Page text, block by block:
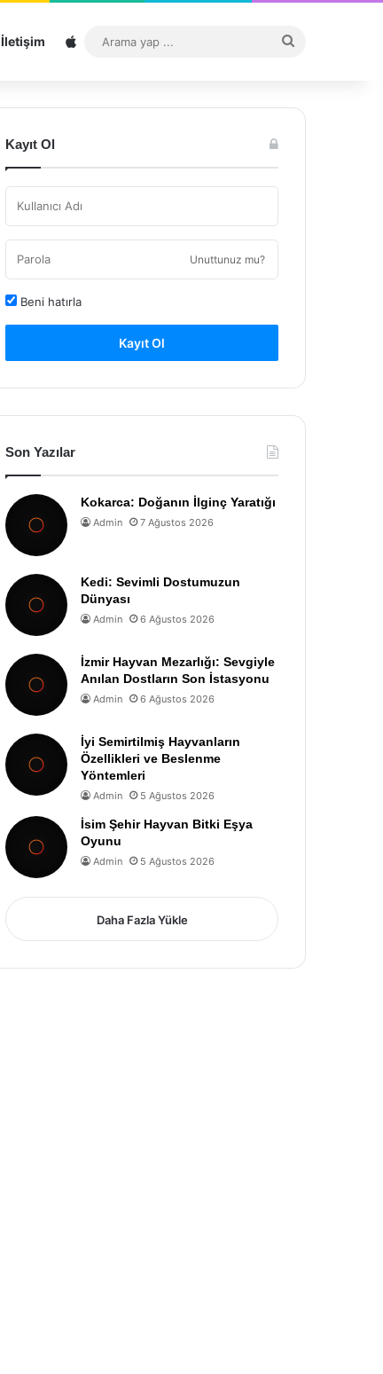
İletişim Sitemap
...
Kayıt Ol
Unuttunuz mu?
Beni hatırla
Kayıt Ol
Son Yazılar
Kokarca: Doğanın İlginç Yaratığı
Admin 7 Ağustos 2026
Kedi: Sevimli Dostumuzun
Dünyası
Admin 6 Ağustos 2026
İzmir Hayvan Mezarlığı: Sevgiyle
Anılan Dostların Son İstasyonu
Admin 6 Ağustos 2026
İyi Semirtilmiş Hayvanların
Özellikleri ve Beslenme
Yöntemleri
Admin 5 Ağustos 2026
İsim Şehir Hayvan Bitki Eşya
Oyunu
Admin 5 Ağustos 2026
Daha Fazla Yükle